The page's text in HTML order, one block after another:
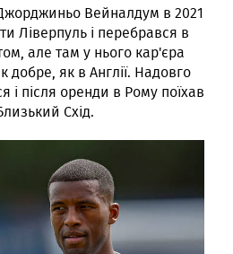
Вейналдум в 2021
Ліверпуль і перебрався в
але там у нього кар'єра
добре, як в Англії. Надовго
і після оренди в Рому поїхав
Схід.